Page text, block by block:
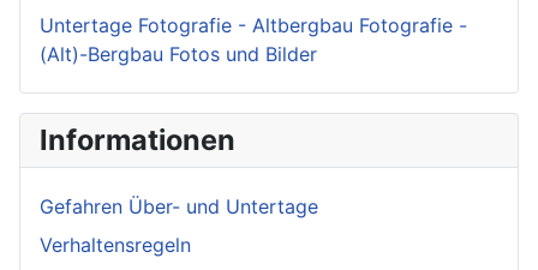
Untertage Fotografie - Altbergbau Fotografie -
(Alt)-Bergbau Fotos und Bilder
Informationen
Gefahren Über- und Untertage
Verhaltensregeln